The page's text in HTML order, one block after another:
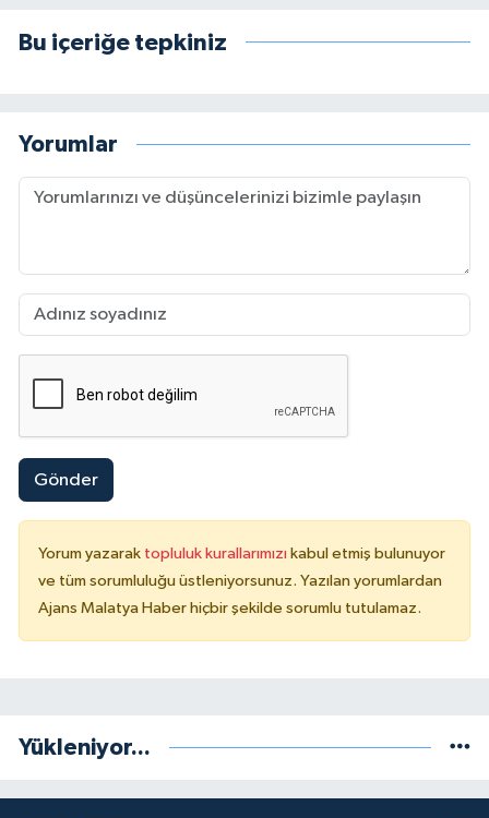
Bu içeriğe tepkiniz
Yorumlar
Gönder
Yorum yazarak topluluk kurallarımızı kabul etmiş bulunuyor
ve tüm sorumluluğu üstleniyorsunuz. Yazılan yorumlardan
Ajans Malatya Haber hiçbir şekilde sorumlu tutulamaz.
Yükleniyor...